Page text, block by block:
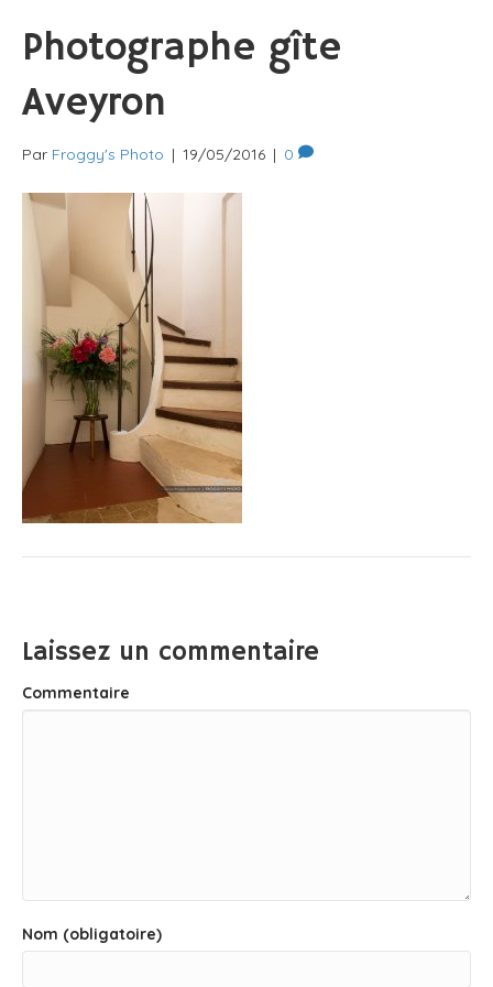
Photographe gîte
Aveyron
Par Froggy's Photo | 19/05/2016 | 0
Laissez un commentaire
Commentaire
Nom (obligatoire)